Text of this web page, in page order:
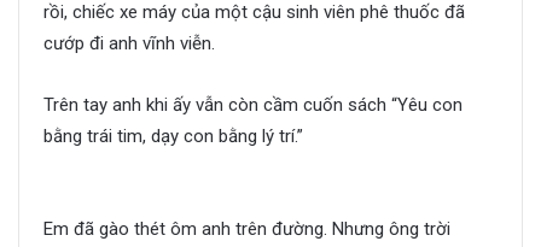
rồi, chiếc xe máy của một cậu sinh viên phê thuốc đã
cướp đi anh vĩnh viễn.
Trên tay anh khi ấy vẫn còn cầm cuốn sách “Yêu con
bằng trái tim, dạy con bằng lý trí.”
Em đã gào thét ôm anh trên đường. Nhưng ông trời